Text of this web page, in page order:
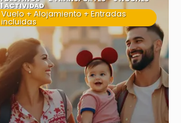
1 ACTIVIDAD
Vuelo + Alojamiento + Entradas
incluidas